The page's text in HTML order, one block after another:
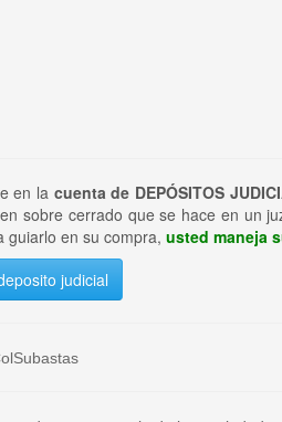
en lacuenta de DEPÓSITOS
sobre cerrado que se hace en un
guiarlo en su compra, usted maneja
judicial